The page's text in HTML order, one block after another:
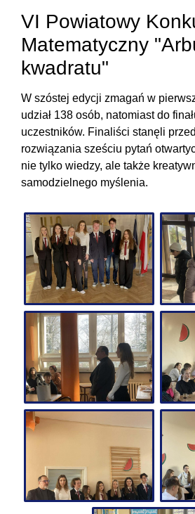
VI Powiatowy
Matematyczny
kwadratu"
W szóstej edycji zmagań w
udział 138 osób, natomiast do
uczestników. Finaliści stanęli
rozwiązania sześciu pytań
nie tylko wiedzy, ale także
samodzielnego myślenia.